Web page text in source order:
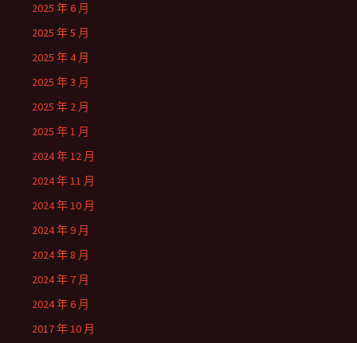
2025 年 6 月
2025 年 5 月
2025 年 4 月
2025 年 3 月
2025 年 2 月
2025 年 1 月
2024 年 12 月
2024 年 11 月
2024 年 10 月
2024 年 9 月
2024 年 8 月
2024 年 7 月
2024 年 6 月
2017 年 10 月